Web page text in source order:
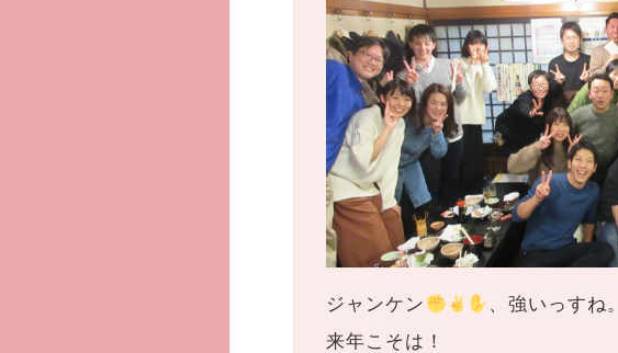
ジャンケン
、強いっすね。
来年こそは！